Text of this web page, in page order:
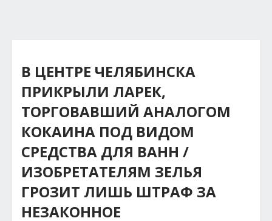
В ЦЕНТРЕ ЧЕЛЯБИНСКА
ПРИКРЫЛИ ЛАРЕК,
ТОРГОВАВШИЙ АНАЛОГОМ
КОКАИНА ПОД ВИДОМ
СРЕДСТВА ДЛЯ ВАНН /
ИЗОБРЕТАТЕЛЯМ ЗЕЛЬЯ
ГРОЗИТ ЛИШЬ ШТРАФ ЗА
НЕЗАКОННОЕ